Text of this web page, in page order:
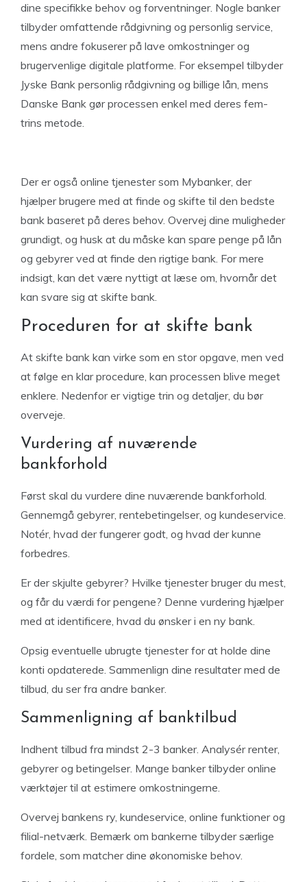
dine specifikke behov og forventninger. Nogle banker
tilbyder omfattende rådgivning og personlig service,
mens andre fokuserer på lave omkostninger og
brugervenlige digitale platforme. For eksempel tilbyder
Jyske Bank personlig rådgivning og billige lån, mens
Danske Bank gør processen enkel med deres fem-
trins metode.
Der er også online tjenester som Mybanker, der
hjælper brugere med at finde og skifte til den bedste
bank baseret på deres behov. Overvej dine muligheder
grundigt, og husk at du måske kan spare penge på lån
og gebyrer ved at finde den rigtige bank. For mere
indsigt, kan det være nyttigt at læse om, hvornår det
kan svare sig at skifte bank.
Proceduren for at skifte bank
At skifte bank kan virke som en stor opgave, men ved
at følge en klar procedure, kan processen blive meget
enklere. Nedenfor er vigtige trin og detaljer, du bør
overveje.
Vurdering af nuværende
bankforhold
Først skal du vurdere dine nuværende bankforhold.
Gennemgå gebyrer, rentebetingelser, og kundeservice.
Notér, hvad der fungerer godt, og hvad der kunne
forbedres.
Er der skjulte gebyrer? Hvilke tjenester bruger du mest,
og får du værdi for pengene? Denne vurdering hjælper
med at identificere, hvad du ønsker i en ny bank.
Opsig eventuelle ubrugte tjenester for at holde dine
konti opdaterede. Sammenlign dine resultater med de
tilbud, du ser fra andre banker.
Sammenligning af banktilbud
Indhent tilbud fra mindst 2-3 banker. Analysér renter,
gebyrer og betingelser. Mange banker tilbyder online
værktøjer til at estimere omkostningerne.
Overvej bankens ry, kundeservice, online funktioner og
filial-netværk. Bemærk om bankerne tilbyder særlige
fordele, som matcher dine økonomiske behov.